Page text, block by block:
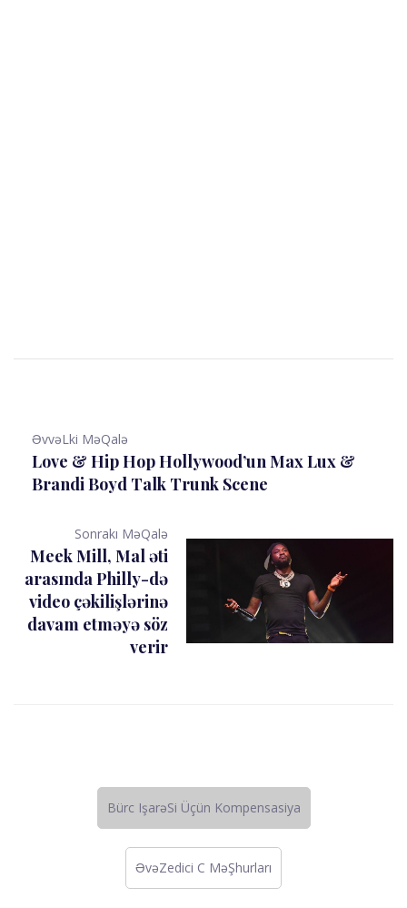
ƏvvəLki MəQalə
Love & Hip Hop Hollywood’un Max Lux &
Brandi Boyd Talk Trunk Scene
Sonrakı MəQalə
Meek Mill, Mal əti
arasında Philly-də
video çəkilişlərinə
davam etməyə söz
verir
Bürc IşarəSi Üçün Kompensasiya
ƏvəZedici C MəŞhurları